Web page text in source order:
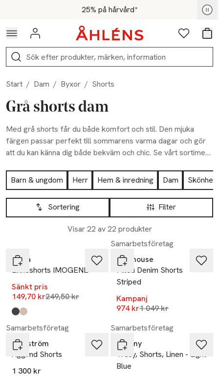
Hoppa till navigationsmenyn25% på hårvård*
För medlemmar - Shoppa nu
Logga in Favoriter
Sök
Start / Dam / Byxor / Shorts
Grå shorts dam
Med grå shorts får du både komfort och stil. Den mjuka
färgen passar perfekt till sommarens varma dagar och gör
att du kan känna dig både bekväm och chic. Se vårt sortiment
Hoppa till produktsidan
Barn & ungdom Herr Hem & inredning Dam
Skönhet
Hoppa till produktsidan
Filter
Sortering
Visar 22 av 22 produkter
Lista över produkter
Wera
Linneshorts IMOGENE
Sänkt pris
149,70 krLägsta pris 30 dagar
249,50 kr
Produkten finns i färgerna:
Brown
Natural Stripe
Samarbetsföretag
Newhouse
Milou Denim Shorts
Striped
Kampanj
974 krLägsta pris 30 dagar
1 049 kr
Samarbetsföretag
Modström
Aggimd Shorts
1 300 kr
Samarbetsföretag
Tiffany
Tracy, Shorts, Linen - Light
Blue